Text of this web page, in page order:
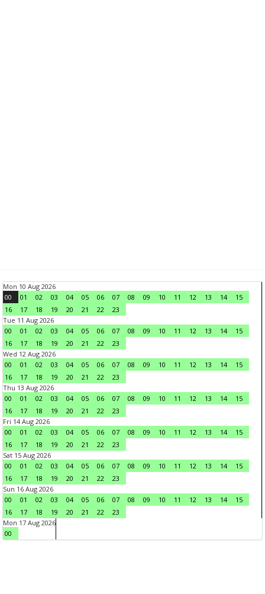
Mon 10 Aug 2026
00
01 02 03 04 05 06 07 08 09 10 11 12 13 14
15
16
17 18 19 20 21 22
23
Tue 11 Aug 2026
00
01 02 03 04 05 06 07 08 09 10 11 12 13 14
15
16
17 18 19 20 21 22
23
Wed 12 Aug 2026
00
01 02 03 04 05 06 07 08 09 10 11 12 13 14
15
16
17 18 19 20 21 22
23
Thu 13 Aug 2026
00
01 02 03 04 05 06 07 08 09 10 11 12 13 14
15
16
17 18 19 20 21 22
23
Fri 14 Aug 2026
00
01 02 03 04 05 06 07 08 09 10 11 12 13 14
15
16
17 18 19 20 21 22
23
Sat 15 Aug 2026
00
01 02 03 04 05 06 07 08 09 10 11 12 13 14
15
16
17 18 19 20 21 22
23
Sun 16 Aug 2026
00
01 02 03 04 05 06 07 08 09 10 11 12 13 14
15
16
17 18 19 20 21 22
23
Mon 17 Aug 2026
00